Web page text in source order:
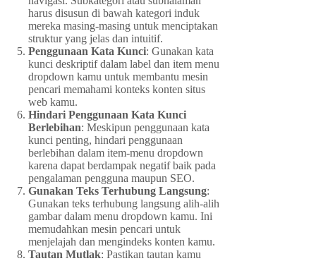
harus disusun di bawah kategori induk
mereka masing-masing untuk menciptakan
struktur yang jelas dan intuitif.
Penggunaan Kata Kunci: Gunakan kata
kunci deskriptif dalam label dan item menu
dropdown kamu untuk membantu mesin
pencari memahami konteks konten situs
web kamu.
Hindari Penggunaan Kata Kunci
Berlebihan: Meskipun penggunaan kata
kunci penting, hindari penggunaan
berlebihan dalam item-menu dropdown
karena dapat berdampak negatif baik pada
pengalaman pengguna maupun SEO.
Gunakan Teks Terhubung Langsung:
Gunakan teks terhubung langsung alih-alih
gambar dalam menu dropdown kamu. Ini
memudahkan mesin pencari untuk
menjelajah dan mengindeks konten kamu.
Tautan Mutlak: Pastikan tautan kamu